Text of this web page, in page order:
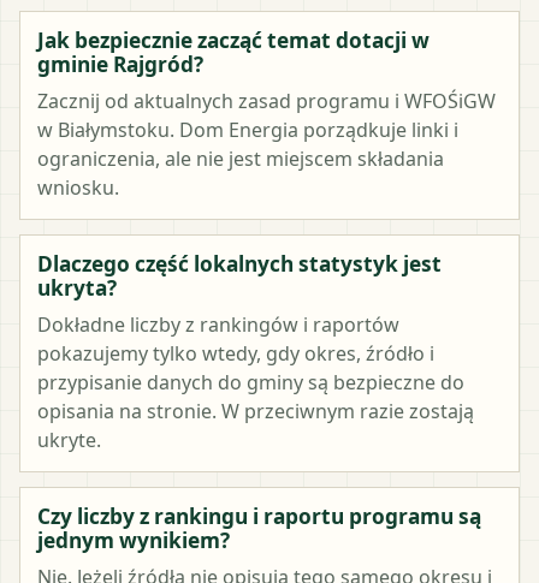
Jak bezpiecznie zacząć temat dotacji w
gminie Rajgród?
Zacznij od aktualnych zasad programu i WFOŚiGW
w Białymstoku. Dom Energia porządkuje linki i
ograniczenia, ale nie jest miejscem składania
wniosku.
Dlaczego część lokalnych statystyk jest
ukryta?
Dokładne liczby z rankingów i raportów
pokazujemy tylko wtedy, gdy okres, źródło i
przypisanie danych do gminy są bezpieczne do
opisania na stronie. W przeciwnym razie zostają
ukryte.
Czy liczby z rankingu i raportu programu są
jednym wynikiem?
Nie. Jeżeli źródła nie opisują tego samego okresu i